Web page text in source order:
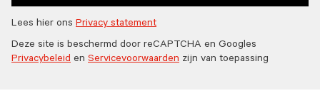
Lees hier ons Privacy statement
Deze site is beschermd door reCAPTCHA en Googles
Privacybeleid en Servicevoorwaarden zijn van toepassing